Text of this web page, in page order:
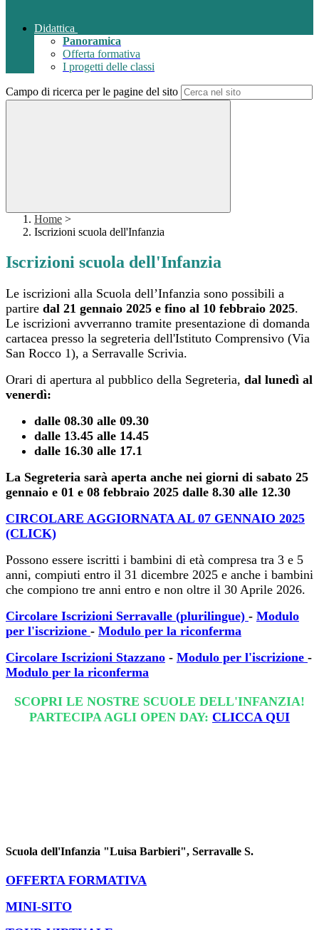
Didattica
Panoramica
Offerta formativa
I progetti delle classi
Campo di ricerca per le pagine del sito
Home >
Iscrizioni scuola dell'Infanzia
Iscrizioni scuola dell'Infanzia
Le iscrizioni alla Scuola dell’Infanzia sono possibili a
partire dal 21 gennaio 2025 e fino al 10 febbraio 2025.
Le iscrizioni avverranno tramite presentazione di domanda
cartacea presso la segreteria dell'Istituto Comprensivo (Via
San Rocco 1), a Serravalle Scrivia.
Orari di apertura al pubblico della Segreteria, dal lunedì al
venerdì:
dalle 08.30 alle 09.30
dalle 13.45 alle 14.45
dalle 16.30 alle 17.1
La Segreteria sarà aperta anche nei giorni di sabato 25
gennaio e 01 e 08 febbraio 2025 dalle 8.30 alle 12.30
CIRCOLARE AGGIORNATA AL 07 GENNAIO 2025
(CLICK)
Possono essere iscritti i bambini di età compresa tra 3 e 5
anni, compiuti entro il 31 dicembre 2025 e anche i bambini
che compiono tre anni entro e non oltre il 30 Aprile 2026.
Circolare Iscrizioni Serravalle (plurilingue) - Modulo
per l'iscrizione - Modulo per la riconferma
Circolare Iscrizioni Stazzano - Modulo per l'iscrizione -
Modulo per la riconferma
SCOPRI LE NOSTRE SCUOLE DELL'INFANZIA!
PARTECIPA AGLI OPEN DAY: CLICCA QUI
Scuola dell'Infanzia "Luisa Barbieri", Serravalle S.
OFFERTA FORMATIVA
MINI-SITO